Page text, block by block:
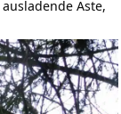
Äste,